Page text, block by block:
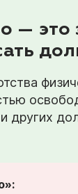
— это
других